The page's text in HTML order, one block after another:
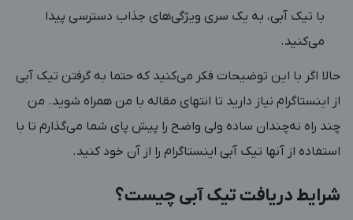
با تیک آبی، به یک سری ویژگی‌های جذاب دسترسی پیدا
می‌کنید.
حالا اگر با این توضیحات فکر می‌کنید که حتما به گرفتن تیک آبی
از اینستاگرام نیاز دارید تا انتهای مقاله‌ با من همراه شوید. من
چند راه نه‌چندان ساده ولی واضح را پیش پای شما می‌گذارم تا با
استفاده از آنها تیک آبی اینستاگرام را از آن خود کنید.
شرایط دریافت تیک آبی چیست؟